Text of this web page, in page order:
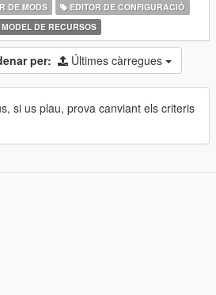
DE MODS
EDITOR DE CONFIGURACIÓ
MODEL DE RECURSOS
per: Últimes càrregues
si us plau, prova canviant els criteris